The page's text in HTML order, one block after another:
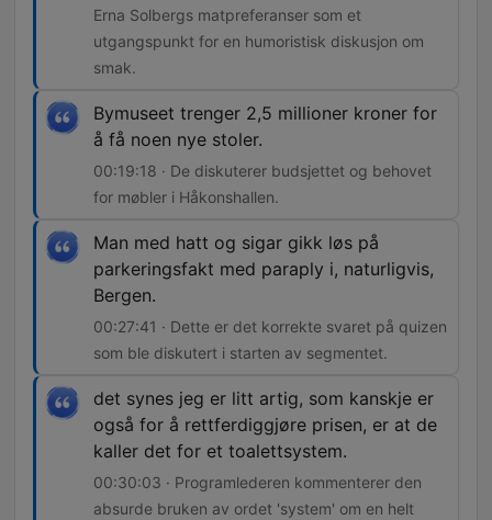
Erna Solbergs matpreferanser som et
utgangspunkt for en humoristisk diskusjon om
smak.
Bymuseet trenger 2,5 millioner kroner for
å få noen nye stoler.
00:19:18 · De diskuterer budsjettet og behovet
for møbler i Håkonshallen.
Man med hatt og sigar gikk løs på
parkeringsfakt med paraply i, naturligvis,
Bergen.
00:27:41 · Dette er det korrekte svaret på quizen
som ble diskutert i starten av segmentet.
det synes jeg er litt artig, som kanskje er
også for å rettferdiggjøre prisen, er at de
kaller det for et toalettsystem.
00:30:03 · Programlederen kommenterer den
absurde bruken av ordet 'system' om en helt